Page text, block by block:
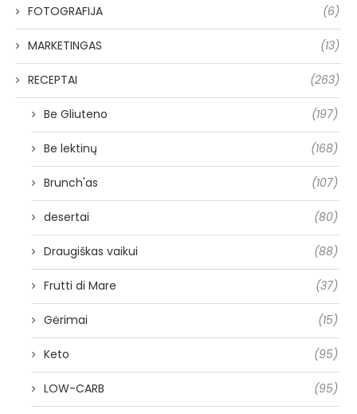
FOTOGRAFIJA (6)
MARKETINGAS (13)
RECEPTAI (263)
Be Gliuteno (197)
Be lektinų (168)
Brunch'as (107)
desertai (80)
Draugiškas vaikui (88)
Frutti di Mare (37)
Gėrimai (15)
Keto (95)
LOW-CARB (95)